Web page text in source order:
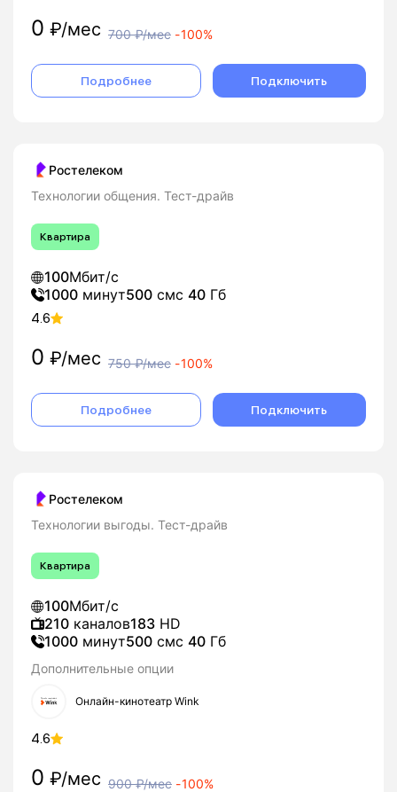
0 ₽/мес 700₽/мес -100%
Подробнее Подключить
Ростелеком
Технологии общения. Тест-драйв
Квартира
100Мбит/с
1000 минут500 смс 40 Гб
4.6
0 ₽/мес 750₽/мес -100%
Подробнее Подключить
Ростелеком
Технологии выгоды. Тест-драйв
Квартира
100Мбит/с
210 каналов183 HD
1000 минут500 смс 40 Гб
Дополнительные опции
Онлайн-кинотеатр Wink
4.6
0 ₽/мес 900₽/мес -100%